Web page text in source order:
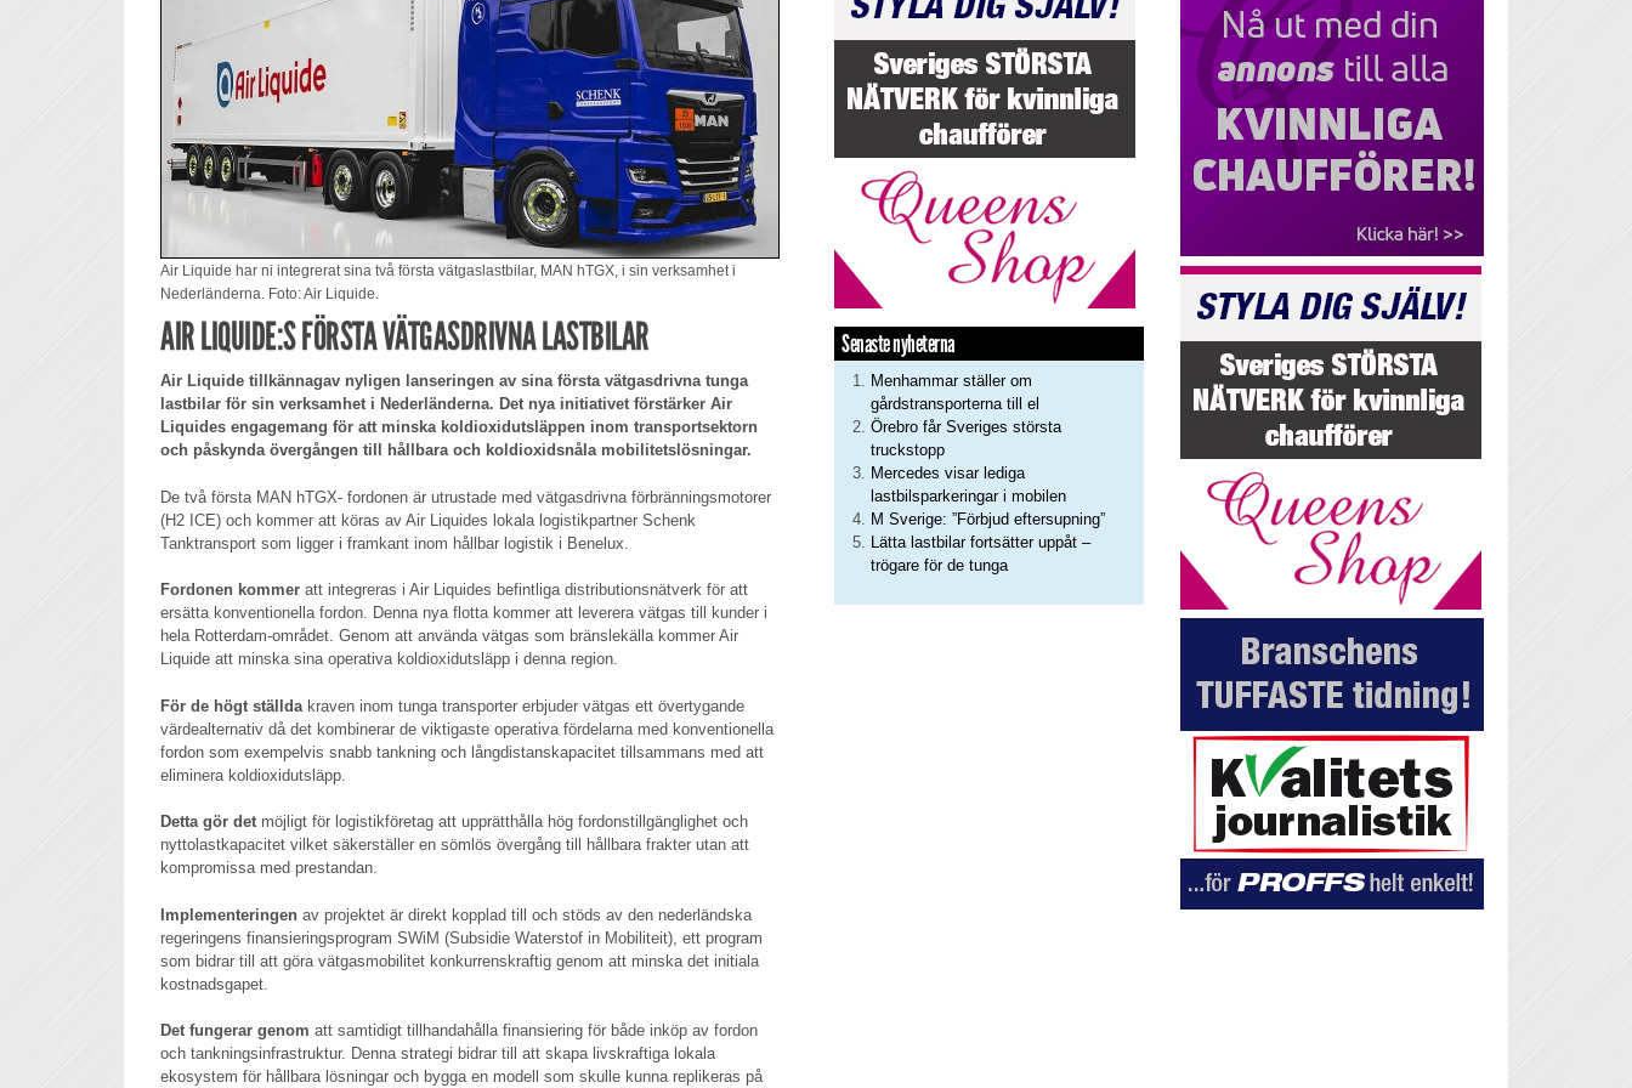
Air Liquide har ni integrerat sina två första vätgaslastbilar, MAN hTGX, i sin verksamhet i
Nederländerna. Foto: Air Liquide.
AIR LIQUIDE:S FÖRSTA VÄTGASDRIVNA LASTBILAR
Air Liquide tillkännagav nyligen lanseringen av sina första vätgasdrivna tunga
lastbilar för sin verksamhet i Nederländerna. Det nya initiativet förstärker Air
Liquides engagemang för att minska koldioxidutsläppen inom transportsektorn
och påskynda övergången till hållbara och koldioxidsnåla mobilitetslösningar.
De två första MAN hTGX- fordonen är utrustade med vätgasdrivna förbränningsmotorer
(H2 ICE) och kommer att köras av Air Liquides lokala logistikpartner Schenk
Tanktransport som ligger i framkant inom hållbar logistik i Benelux.
Fordonen kommer att integreras i Air Liquides befintliga distributionsnätverk för att
ersätta konventionella fordon. Denna nya flotta kommer att leverera vätgas till kunder i
hela Rotterdam-området. Genom att använda vätgas som bränslekälla kommer Air
Liquide att minska sina operativa koldioxidutsläpp i denna region.
För de högt ställda kraven inom tunga transporter erbjuder vätgas ett övertygande
värdealternativ då det kombinerar de viktigaste operativa fördelarna med konventionella
fordon som exempelvis snabb tankning och långdistanskapacitet tillsammans med att
eliminera koldioxidutsläpp.
Detta gör detmöjligt för logistikföretag att upprätthålla hög fordonstillgänglighet och
nyttolastkapacitet vilket säkerställer en sömlös övergång till hållbara frakter utan att
kompromissa med prestandan.
Implementeringen av projektet är direkt kopplad till och stöds av den nederländska
regeringens finansieringsprogram SWiM (Subsidie Waterstof in Mobiliteit), ett program
som bidrar till att göra vätgasmobilitet konkurrenskraftig genom att minska det initiala
kostnadsgapet.
Det fungerar genom att samtidigt tillhandahålla finansiering för både inköp av fordon
och tankningsinfrastruktur. Denna strategi bidrar till att skapa livskraftiga lokala
ekosystem för hållbara lösningar och bygga en modell som skulle kunna replikeras på
Senaste nyheterna
Menhammar ställer om
gårdstransporterna till el
Örebro får Sveriges största
truckstopp
Mercedes visar lediga
lastbilsparkeringar i mobilen
M Sverige: ”Förbjud eftersupning”
Lätta lastbilar fortsätter uppåt –
trögare för de tunga